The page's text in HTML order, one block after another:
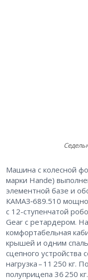
Машина с колесной
марки Hande)
элементной базе и
КАМАЗ‑689.510
с 12-ступенчатой
Gear с ретардером.
комфортабельная
крышей и одним
сцепного устройства
нагрузка – ​11 250 кг.
полуприцепа 36 250 кг.